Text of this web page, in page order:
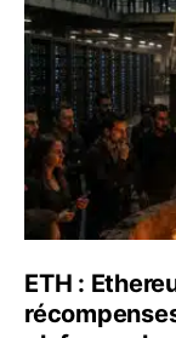
ETH :